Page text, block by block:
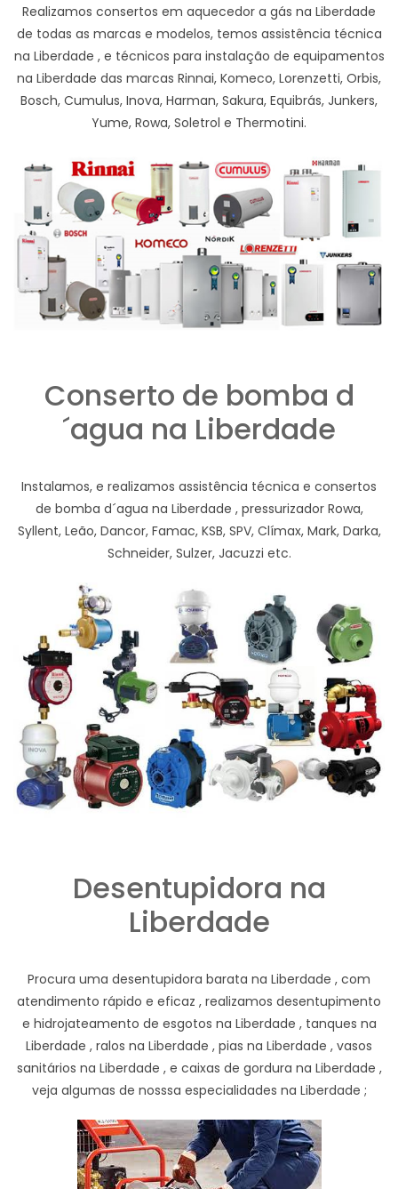
Realizamos consertos em aquecedor a gás na Liberdade
de todas as marcas e modelos, temos assistência técnica
na Liberdade , e técnicos para instalação de equipamentos
na Liberdade das marcas Rinnai, Komeco, Lorenzetti, Orbis,
Bosch, Cumulus, Inova, Harman, Sakura, Equibrás, Junkers,
Yume, Rowa, Soletrol e Thermotini.
Conserto de bomba d
´agua na Liberdade
Instalamos, e realizamos assistência técnica e consertos
de bomba d´agua na Liberdade , pressurizador Rowa,
Syllent, Leão, Dancor, Famac, KSB, SPV, Clímax, Mark, Darka,
Schneider, Sulzer, Jacuzzi etc.
Desentupidora na
Liberdade
Procura uma desentupidora barata na Liberdade , com
atendimento rápido e eficaz , realizamos desentupimento
e hidrojateamento de esgotos na Liberdade , tanques na
Liberdade , ralos na Liberdade , pias na Liberdade , vasos
sanitários na Liberdade , e caixas de gordura na Liberdade ,
veja algumas de nosssa especialidades na Liberdade ;